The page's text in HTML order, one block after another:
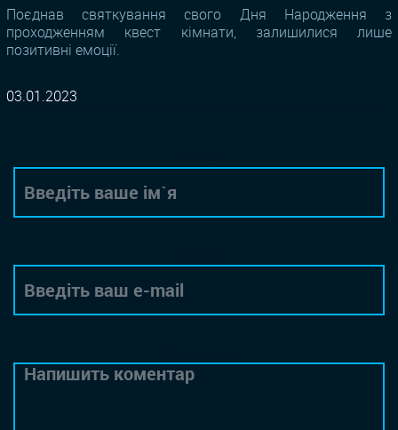
Поєднав святкування свого Дня Народження з
проходженням квест кімнати, залишилися лише
позитивні емоції.
03.01.2023